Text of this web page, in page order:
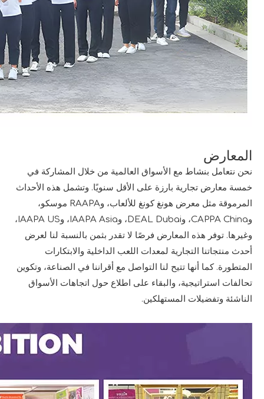
المعارض
نحن نتعامل بنشاط مع الأسواق العالمية من خلال المشاركة في
خمسة معارض تجارية بارزة على الأقل سنويًا. وتشمل هذه الأحداث
المرموقة مثل معرض هونغ كونغ للألعاب، وRAAPA موسكو،
وCAPPA China، وDEAL Dubai، وIAAPA Asia، وIAAPA US،
وغيرها. توفر هذه المعارض فرصًا لا تقدر بثمن بالنسبة لنا لعرض
أحدث منتجاتنا التجارية لمعدات اللعب الداخلية والابتكارات
المتطورة. كما أنها تتيح لنا التواصل مع أقراننا في الصناعة، وتكوين
تحالفات استراتيجية، والبقاء على اطلاع حول اتجاهات الأسواق
الناشئة وتفضيلات المستهلكين.